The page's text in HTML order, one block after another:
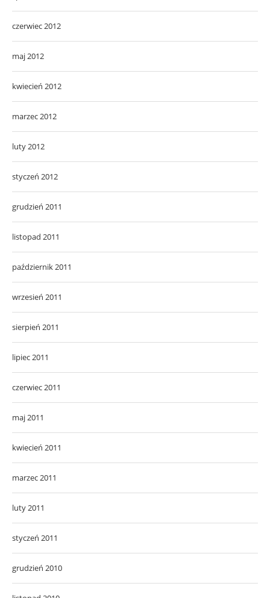
czerwiec 2012
maj 2012
kwiecień 2012
marzec 2012
luty 2012
styczeń 2012
grudzień 2011
listopad 2011
październik 2011
wrzesień 2011
sierpień 2011
lipiec 2011
czerwiec 2011
maj 2011
kwiecień 2011
marzec 2011
luty 2011
styczeń 2011
grudzień 2010